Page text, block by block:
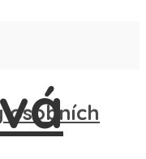
osobních